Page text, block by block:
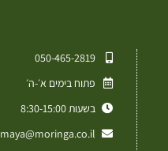
050-465-2819⁩
פתוח בימים א׳-ה׳
בשעות 8:30-15:00
maya@moringa.co.il